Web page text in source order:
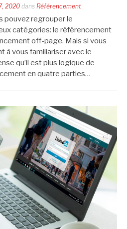
2020 dans Référencement
pouvez regrouper le
catégories: le référencement
off-page. Mais si vous
à vous familiariser avec le
qu’il est plus logique de
en quatre parties…